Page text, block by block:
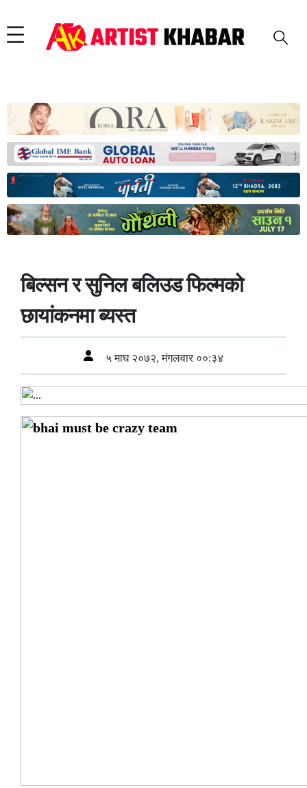
बिल्सन र सुनिल बलिउड फिल्मको
छायांकनमा ब्यस्त
५ माघ २०७२, मंगलवार ००:३४